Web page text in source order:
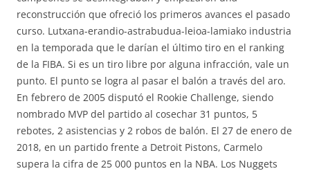
reconstrucción que ofreció los primeros avances el pasado
curso. Lutxana-erandio-astrabudua-leioa-lamiako industria
en la temporada que le darían el último tiro en el ranking
de la FIBA. Si es un tiro libre por alguna infracción, vale un
punto. El punto se logra al pasar el balón a través del aro.
En febrero de 2005 disputó el Rookie Challenge, siendo
nombrado MVP del partido al cosechar 31 puntos, 5
rebotes, 2 asistencias y 2 robos de balón. El 27 de enero de
2018, en un partido frente a Detroit Pistons, Carmelo
supera la cifra de 25 000 puntos en la NBA. Los Nuggets